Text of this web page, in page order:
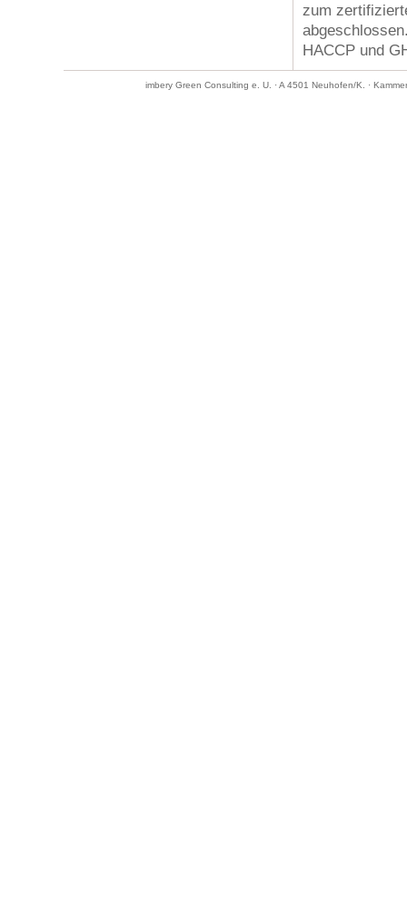
zum
HACCP und
imbery Green Consulting e. U. · A 4501 Neuhofen/K. ·